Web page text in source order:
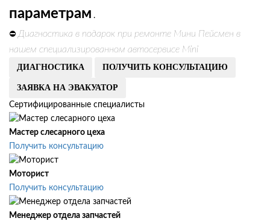
параметрам .
⛔ Диагностика в подарок при ремонте Мини Пейсмен в
нашем специализированном автосервисе Mini
ДИАГНОСТИКА ПОЛУЧИТЬ КОНСУЛЬТАЦИЮ
ЗАЯВКА НА ЭВАКУАТОР
Сертифицированные специалисты
Мастер слесарного цеха
Получить консультацию
Моторист
Получить консультацию
Менеджер отдела запчастей